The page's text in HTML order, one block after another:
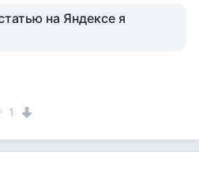
на Яндексе я
1